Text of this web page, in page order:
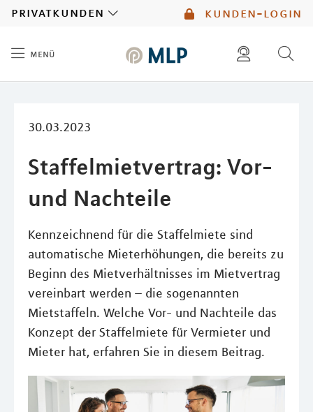
kunden-login
privatkunden
menü
30.03.2023
Staffelmietvertrag: Vor-
und Nachteile
Kennzeichnend für die Staffelmiete sind
automatische Mieterhöhungen, die bereits zu
Beginn des Mietverhältnisses im Mietvertrag
vereinbart werden – die sogenannten
Mietstaffeln. Welche Vor- und Nachteile das
Konzept der Staffelmiete für Vermieter und
Mieter hat, erfahren Sie in diesem Beitrag.